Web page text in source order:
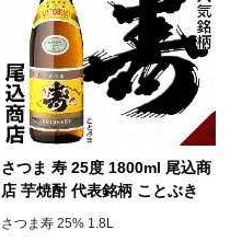
さつま 寿 25度 1800ml 尾込商
店 芋焼酎 代表銘柄 ことぶき
さつま寿 25% 1.8L